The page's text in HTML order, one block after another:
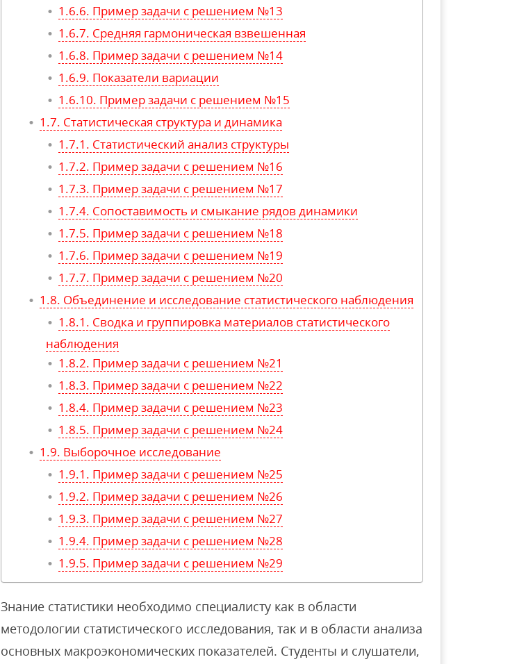
Пример задачи с решением №13
Средняя гармоническая взвешенная
Пример задачи с решением №14
Показатели вариации
Пример задачи с решением №15
Статистическая структура и динамика
Статистический анализ структуры
Пример задачи с решением №16
Пример задачи с решением №17
Сопоставимость и смыкание рядов динамики
Пример задачи с решением №18
Пример задачи с решением №19
Пример задачи с решением №20
Объединение и исследование статистического наблюдения
Сводка и группировка материалов статистического
наблюдения
Пример задачи с решением №21
Пример задачи с решением №22
Пример задачи с решением №23
Пример задачи с решением №24
Выборочное исследование
Пример задачи с решением №25
Пример задачи с решением №26
Пример задачи с решением №27
Пример задачи с решением №28
Пример задачи с решением №29
Знание статистики необходимо специалисту как в области
методологии статистического исследования, так и в области анализа
основных макроэкономических показателей. Студенты и слушатели,